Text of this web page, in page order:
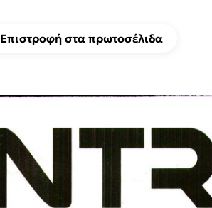
Επιστροφή στα πρωτοσέλιδα